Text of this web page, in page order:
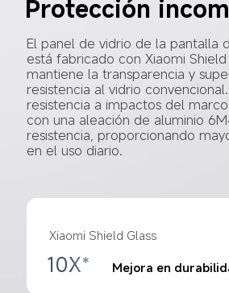
Protección
El panel de vidrio de la pantalla
está fabricado con Xiaomi Shield
mantiene la transparencia y
resistencia al vidrio
resistencia a impactos del
con una aleación de aluminio
resistencia, proporcionando
en el uso diario.
Xiaomi Shield Glass
10X* Mejora en